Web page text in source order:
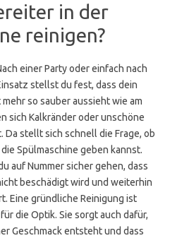
in der
reinigen?
einer Party oder einfach nach
stellst du fest, dass dein
so sauber aussieht wie am
sich Kalkränder oder unschöne
stellt sich schnell die Frage, ob
Spülmaschine geben kannst.
auf Nummer sicher gehen, dass
beschädigt wird und weiterhin
Eine gründliche Reinigung ist
die Optik. Sie sorgt auch dafür,
Geschmack entsteht und dass